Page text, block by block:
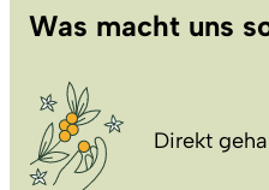
Was macht uns
Direkt